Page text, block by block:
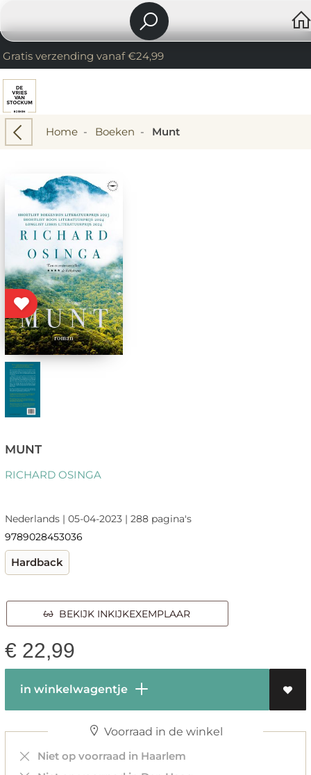
Gratis verzending vanaf €24,99
Home- Boeken - Munt
MUNT
RICHARD OSINGA
Nederlands | 05-04-2023 | 288 pagina's
9789028453036
Hardback
BEKIJK INKIJKEXEMPLAAR
€ 22,99
in winkelwagentje
Voorraad in de winkel
Niet op voorraad in Haarlem